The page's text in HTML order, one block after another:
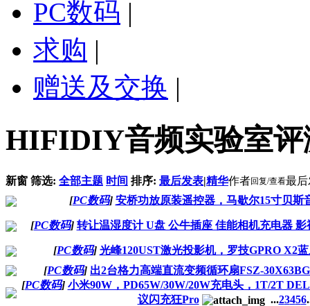
PC数码 |
求购 |
赠送及交换 |
HIFIDIY音频实验室评
新窗 筛选: 全部主题 时间 排序: 最后发表|精华作者回复/查看最
[PC数码] 安桥功放原装遥控器，马歇尔15寸贝斯
[PC数码] 转让温湿度计 U盘 公牛插座 佳能相机充电器 影
[PC数码] 光峰120UST激光投影机，罗技GPRO X2
[PC数码] 出2台格力高端直流变频循环扇FSZ-
[PC数码] 小米90W，PD65W/30W/20W充电头，1T/2T
议闪充狂Pro
...23456